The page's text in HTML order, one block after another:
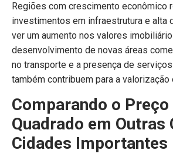
Regiões com crescimento econômico
investimentos em infraestrutura e alta
ver um aumento nos valores
desenvolvimento de novas áreas
no transporte e a presença de
também contribuem para a valorização
Comparando o
Quadrado em Outras
Cidades Importantes